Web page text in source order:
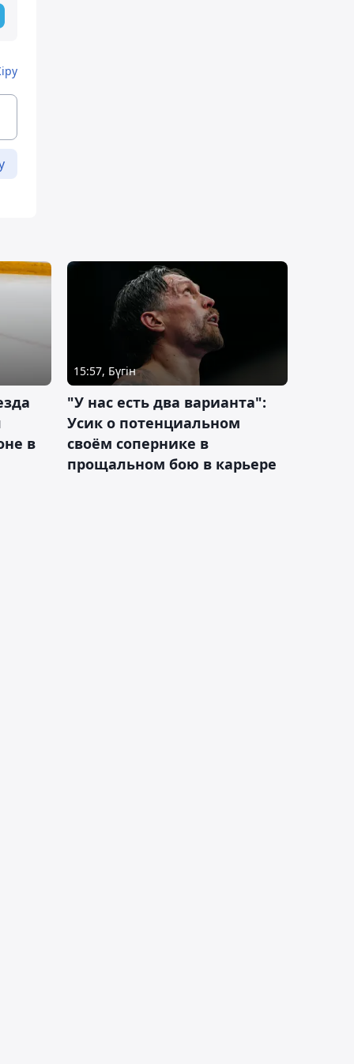
в
15:57, Бүгін
"У нас есть два варианта":
Усик о потенциальном
своём сопернике в
прощальном бою в карьере